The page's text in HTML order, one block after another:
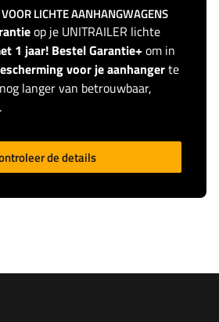
LICHTE AANHANGWAGENS
op je UNITRAILER lichte
1 jaar! Bestel Garantie+om in
voor je aanhangerte
langer van betrouwbaar,
de details